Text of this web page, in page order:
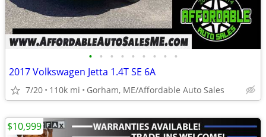
• • • • • • • • •
2017 Volkswagen Jetta 1.4T SE 6A
7/20 110k mi Gorham, ME/Affordable Auto Sales
$10,999